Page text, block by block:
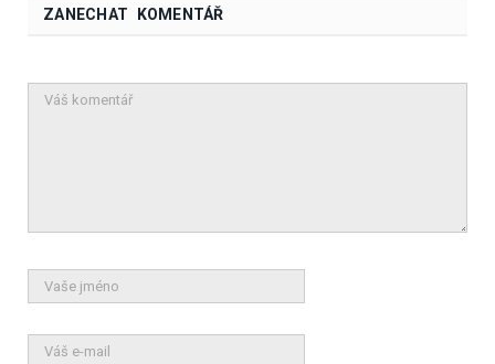
ZANECHAT KOMENTÁŘ